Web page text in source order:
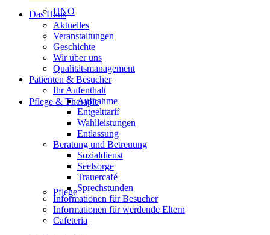
HNO
Pflege & Therapie
Pflege
Das Haus
Aktuelles
Veranstaltungen
Geschichte
Wir über uns
Qualitätsmanagement
Patienten & Besucher
Ihr Aufenthalt
Aufnahme
Entgelttarif
Wahlleistungen
Entlassung
Beratung und Betreuung
Sozialdienst
Seelsorge
Trauercafé
Sprechstunden
Informationen für Besucher
Informationen für werdende Eltern
Cafeteria